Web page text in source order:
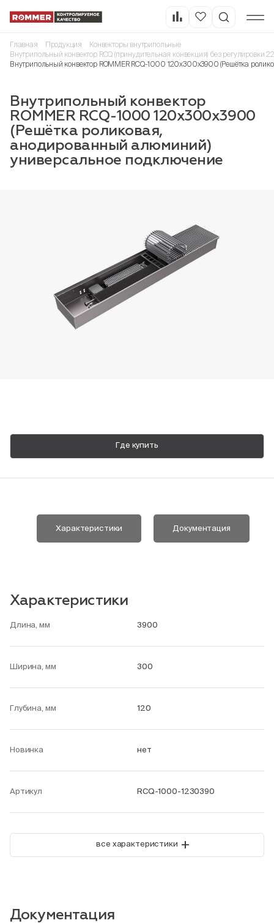
Пн-Пт, 9:00—18:00
Главная Продукция
Конвекторы внутрипольные
Внутрипольный конвектор RCQ (принудительная конвекция) без регулировки
Внутрипольный конвектор ROMMER RCQ-1000 120х300х3900 (Решётка
Внутрипольный конвектор
ROMMER RCQ-1000 120х300х3900
(Решётка роликовая,
анодированный алюминий)
универсальное подключение
Где купить
Характеристики Документация
Характеристики
Длина, мм 3900
Ширина, мм 300
Глубина, мм 120
Новинка нет
Артикул RCQ-1000-1230390
все характеристики +
Документация